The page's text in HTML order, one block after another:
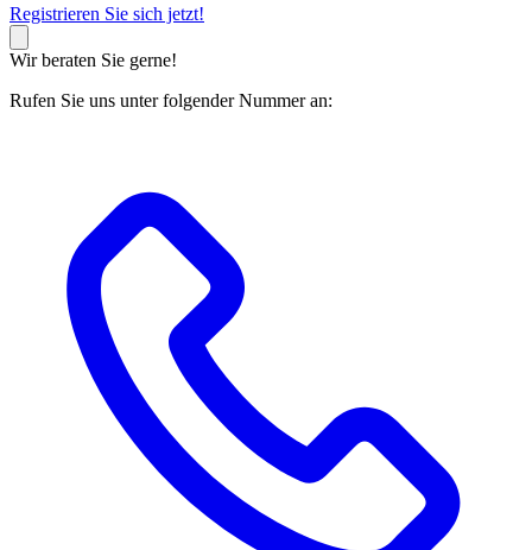
Registrieren Sie sich jetzt!
Wir beraten Sie gerne!
Rufen Sie uns unter folgender Nummer an: